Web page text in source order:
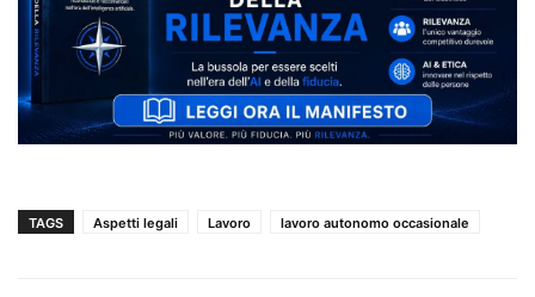
TAGS Aspetti legali Lavoro lavoro autonomo occasionale